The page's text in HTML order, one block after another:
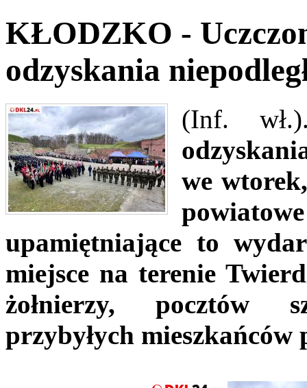
KŁODZKO -
odzyskania
(Inf.
we
upamiętniające to
miejsce na terenie
żołnierzy, pocztów
przybyłych mieszkańców